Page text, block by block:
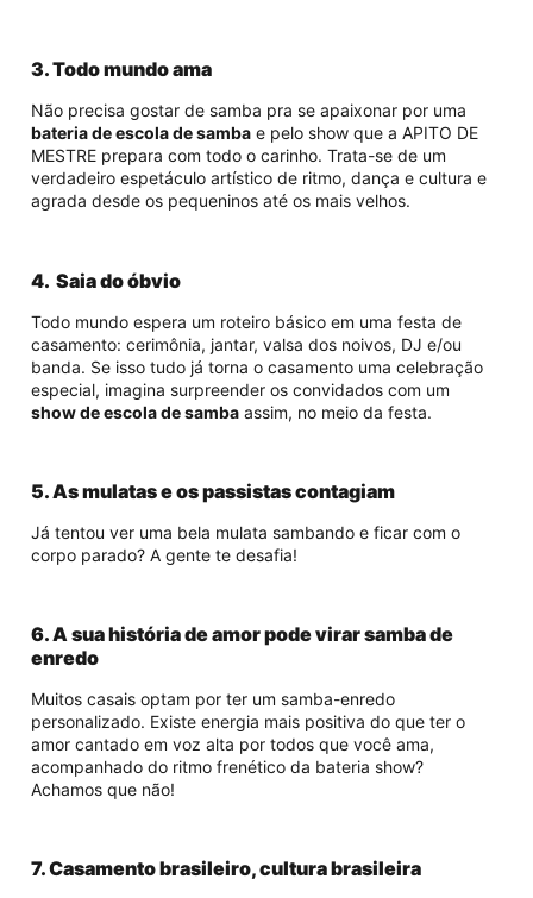
3. Todo mundo ama
Não precisa gostar de samba pra se apaixonar por uma
bateria de escola de samba e pelo show que a APITO DE
MESTRE prepara com todo o carinho. Trata-se de um
verdadeiro espetáculo artístico de ritmo, dança e cultura e
agrada desde os pequeninos até os mais velhos.
4. Saia do óbvio
Todo mundo espera um roteiro básico em uma festa de
casamento: cerimônia, jantar, valsa dos noivos, DJ e/ou
banda. Se isso tudo já torna o casamento uma celebração
especial, imagina surpreender os convidados com um
show de escola de samba assim, no meio da festa.
5. As mulatas e os passistas contagiam
Já tentou ver uma bela mulata sambando e ficar com o
corpo parado? A gente te desafia!
6. A sua história de amor pode virar samba de
enredo
Muitos casais optam por ter um samba-enredo
personalizado. Existe energia mais positiva do que ter o
amor cantado em voz alta por todos que você ama,
acompanhado do ritmo frenético da bateria show?
Achamos que não!
7. Casamento brasileiro, cultura brasileira